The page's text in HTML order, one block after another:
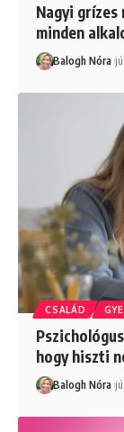
Nagyi
minden
Balogh Nóra
CSALÁD
hogy hiszti
Balogh Nóra